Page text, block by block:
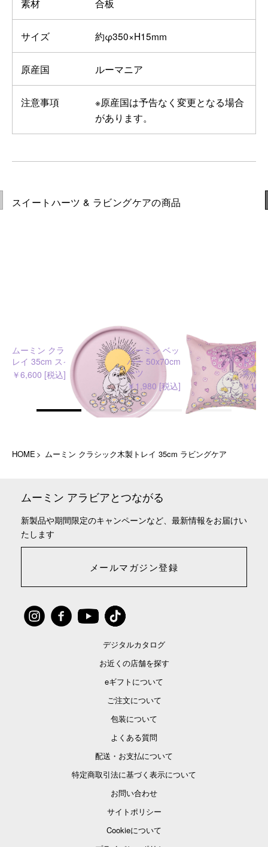
素材 合板
サイズ 約φ350×H15mm
原産国 ルーマニア
注意事項
※原産国は予告なく変更となる場合
があります。
スイートハーツ & ラビングケアの商品
ムーミン クラシック木製ト
レイ 35cm スイートハーツ
￥6,600 [税込]
ムーミン ベッドルーム枕カ
バー 50x70cm スイートハ
ーツ
￥1,980 [税込]
ムー
ドカ
スイ
￥
HOME ムーミン クラシック木製トレイ 35cm ラビングケア
ムーミン アラビアとつながる
新製品や期間限定のキャンペーンなど、最新情報をお届けい
たします
メールマガジン登録
デジタルカタログ
お近くの店舗を探す
eギフトについて
ご注文について
包装について
よくある質問
配送・お支払について
特定商取引法に基づく表示について
お問い合わせ
サイトポリシー
Cookieについて